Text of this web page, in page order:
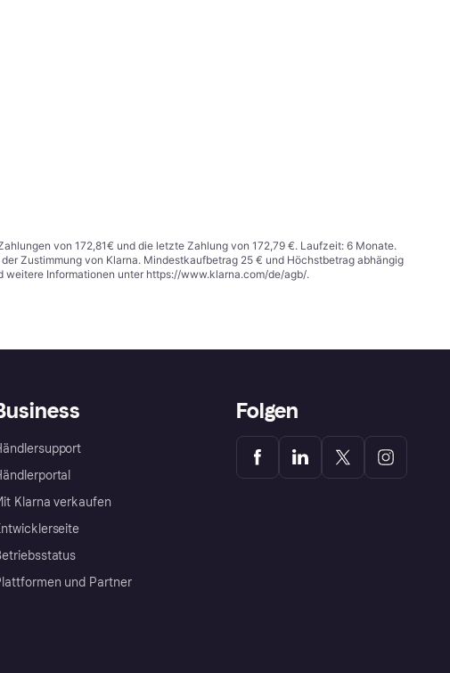
von 172,81€ und die letzte Zahlung von 172,79 €. Laufzeit: 6 Monate.
Zustimmung von Klarna. Mindestkaufbetrag 25 € und Höchstbetrag abhängig
weitere Informationen unter https://www.klarna.com/de/agb/.
Klarna verkaufen
und Partner
Folgen